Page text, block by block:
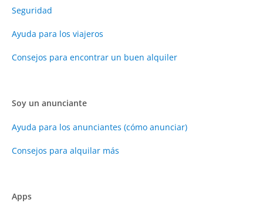
Seguridad
Ayuda para los viajeros
Consejos para encontrar un buen alquiler
Soy un anunciante
Ayuda para los anunciantes (cómo anunciar)
Consejos para alquilar más
Apps